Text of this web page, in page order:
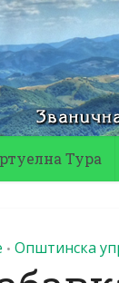
Тура
• Општинска